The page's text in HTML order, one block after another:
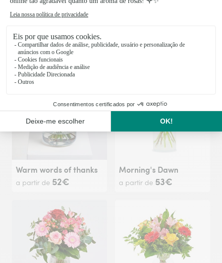
Elegant thank you
a partir de51€ a partir de52€
Warm words of thanks
a partir de 52€
Morning's Dawn
a partir de 53€